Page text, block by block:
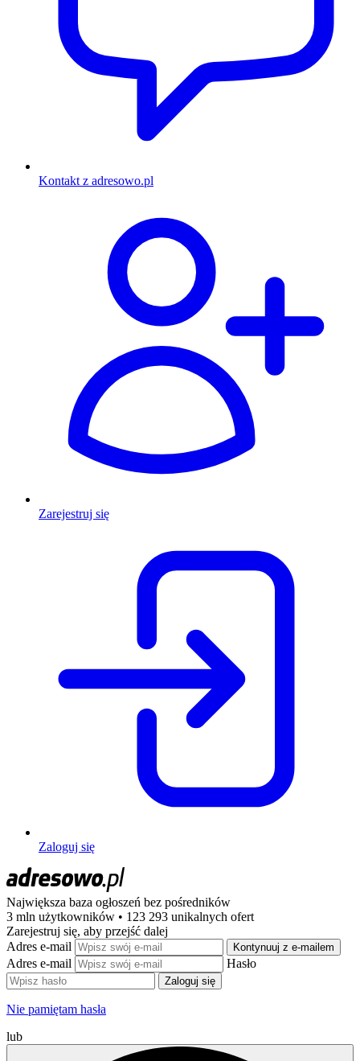
Kontakt z adresowo.pl
Zarejestruj się
Zaloguj się
Największa baza ogłoszeń bez pośredników
3 mln użytkowników • 123 293 unikalnych ofert
Zarejestruj się, aby przejść dalej
Adres e-mail
Kontynuuj z e-mailem
Adres e-mail Hasło
Zaloguj się
Nie pamiętam hasła
lub